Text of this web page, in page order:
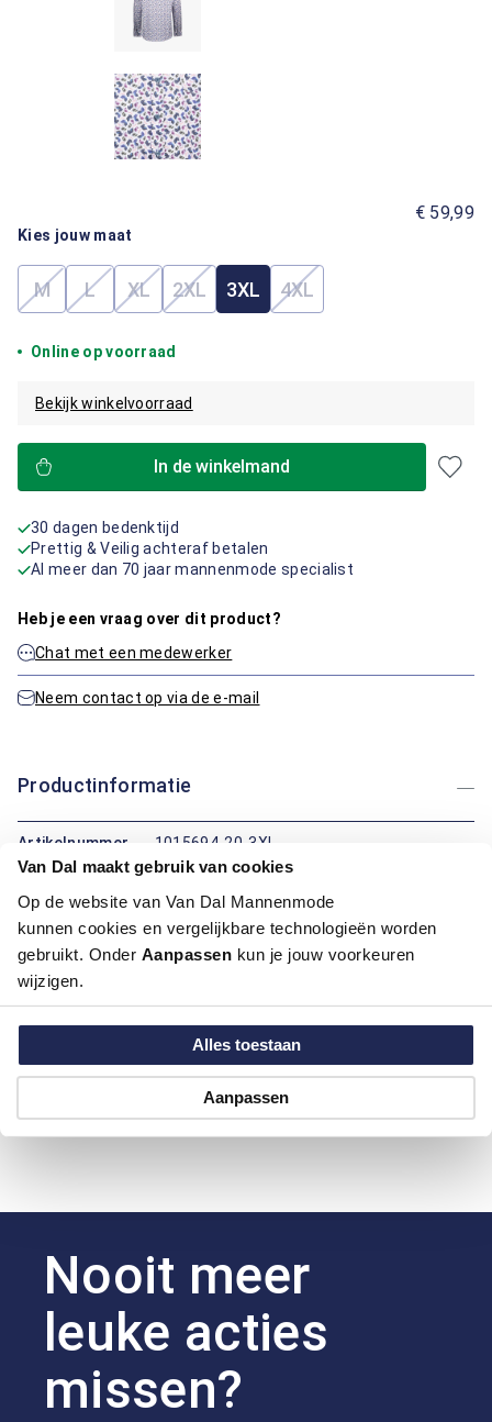
Van Dal maakt gebruik van cookies
Op de website van Van Dal Mannenmode
kunnen cookies en vergelijkbare technologieën worden
gebruikt. Onder Aanpassen kun je jouw voorkeuren
wijzigen.
Alles toestaan
Aanpassen
€ 59,99
Kies jouw maat
M(Deze optie is momenteel niet beschikbaar.)
L(Deze optie is momenteel niet beschikbaar.)
XL(Deze optie is momenteel niet beschikbaar.)
2XL(Deze optie is momenteel niet
3XL 4XL(Deze optie is
Online op voorraad
Bekijk winkelvoorraad
In de winkelmand
30 dagen bedenktijd
Prettig & Veilig achteraf betalen
Al meer dan 70 jaar mannenmode specialist
Heb je een vraag over dit product?
Chat met een medewerker
Neem contact op via de e-mail
Productinformatie
Artikelnummer
1015694-20-3XL
Kleur:
Blauw/Navy
Maatinformatie
Over Bartlett Classics
Hoe kan ik betalen?
Nooit meer
leuke acties
missen?